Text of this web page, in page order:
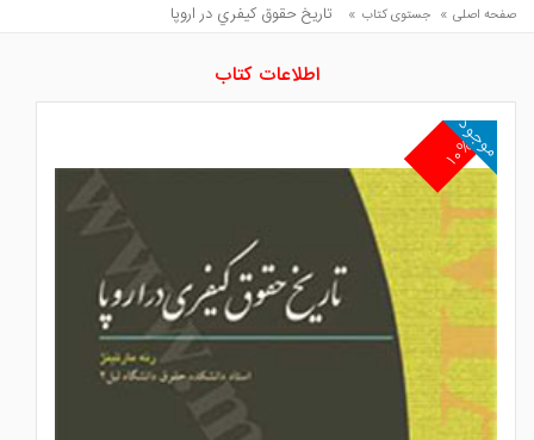
صفحه اصلی » جستوی کتاب » تاريخ حقوق كيفري در اروپا
اطلاعات کتاب
۱۰%
موجود